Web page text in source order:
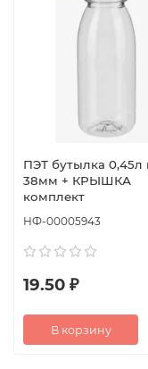
ПЭТ бутылка 0,45л
38мм + КРЫШКА
комплект
НФ-00005943
19.50 ₽
В корзину